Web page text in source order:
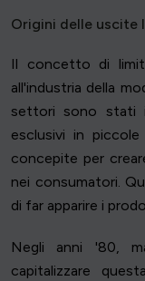
Origini delle uscite
Il concetto di
all'industria della
settori sono stati i
esclusivi in
concepite per
nei consumatori.
di far apparire i
Negli anni '80,
capitalizzare